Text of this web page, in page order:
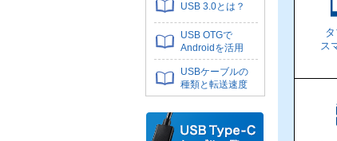
ス
USB 3.0とは？
USB OTGで
Androidを活用
USBケーブルの
種類と転送速度